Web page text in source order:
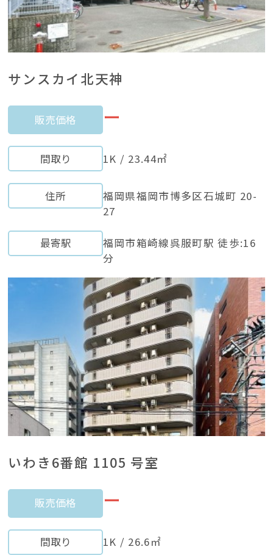
サンスカイ北天神
販売価格 ー
間取り 1K / 23.44㎡
住所
福岡県福岡市博多区石城町 20-
27
最寄駅
福岡市箱崎線呉服町駅 徒歩:16
分
いわき6番館 1105 号室
販売価格 ー
間取り 1K / 26.6㎡